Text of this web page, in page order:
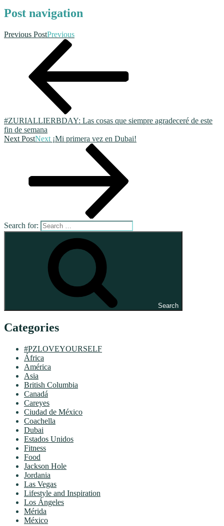
Post navigation
Previous PostPrevious
#ZURIALLIERBDAY: Las cosas que siempre agradeceré de este
fin de semana
Next PostNext ¡Mi primera vez en Dubai!
Search for:
Search
Categories
#PZLOVEYOURSELF
África
América
Asia
British Columbia
Canadá
Careyes
Ciudad de México
Coachella
Dubai
Estados Unidos
Fitness
Food
Jackson Hole
Jordania
Las Vegas
Lifestyle and Inspiration
Los Ángeles
Mérida
México